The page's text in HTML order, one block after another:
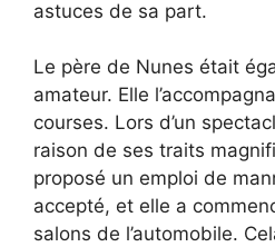
astuces de sa part.
Le père de Nunes était
amateur. Elle
courses. Lors d’un
raison de ses traits
proposé un emploi de
accepté, et elle a
salons de l’automobile.